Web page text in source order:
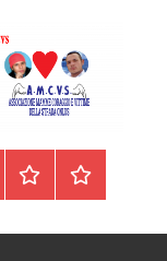
Incidenti
Il